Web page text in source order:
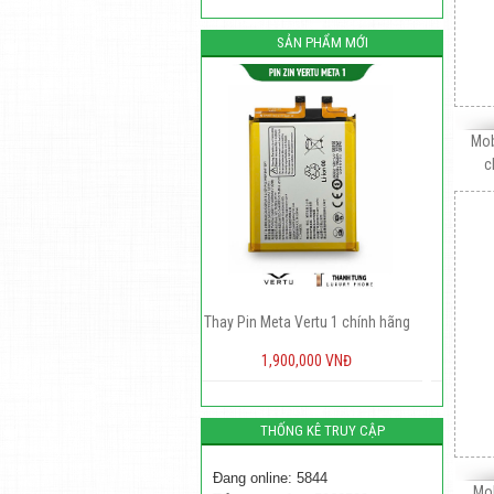
SẢN PHẨM MỚI
Thay Pin Meta Vertu 1 chính hãng Pin Vertu Signature S chính hãng
500,000 VNĐ
THỐNG KÊ TRUY CẬP
Đang online: 5844